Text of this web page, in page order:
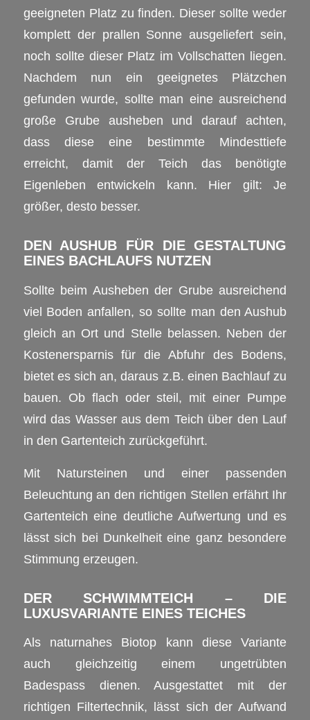
geeigneten Platz zu finden. Dieser sollte weder
komplett der prallen Sonne ausgeliefert sein,
noch sollte dieser Platz im Vollschatten liegen.
Nachdem nun ein geeignetes Plätzchen
gefunden wurde, sollte man eine ausreichend
große Grube ausheben und darauf achten,
dass diese eine bestimmte Mindesttiefe
erreicht, damit der Teich das benötigte
Eigenleben entwickeln kann. Hier gilt: Je
größer, desto besser.
DEN AUSHUB FÜR DIE GESTALTUNG
EINES BACHLAUFS NUTZEN
Sollte beim Ausheben der Grube ausreichend
viel Boden anfallen, so sollte man den Aushub
gleich an Ort und Stelle belassen. Neben der
Kostenersparnis für die Abfuhr des Bodens,
bietet es sich an, daraus z.B. einen Bachlauf zu
bauen. Ob flach oder steil, mit einer Pumpe
wird das Wasser aus dem Teich über den Lauf
in den Gartenteich zurückgeführt.
Mit Natursteinen und einer passenden
Beleuchtung an den richtigen Stellen erfährt Ihr
Gartenteich eine deutliche Aufwertung und es
lässt sich bei Dunkelheit eine ganz besondere
Stimmung erzeugen.
DER SCHWIMMTEICH – DIE
LUXUSVARIANTE EINES TEICHES
Als naturnahes Biotop kann diese Variante
auch gleichzeitig einem ungetrübten
Badespass dienen. Ausgestattet mit der
richtigen Filtertechnik, lässt sich der Aufwand